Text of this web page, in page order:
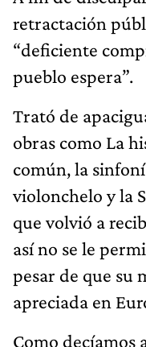
retractación
“deficiente
pueblo espera”.
Trató de
obras como La
común, la
violonchelo y la
que volvió a
así no se le
pesar de que su
apreciada en
Como decíamos